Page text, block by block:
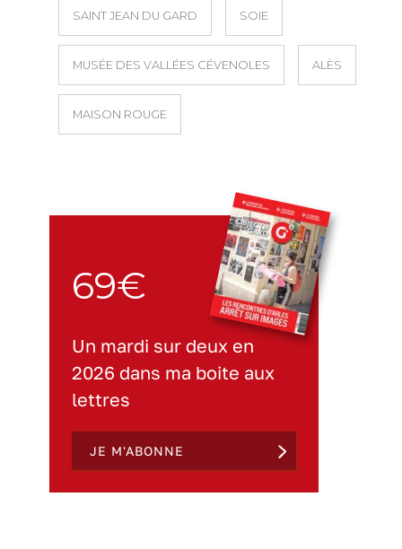
SAINT JEAN DU GARD SOIE
MUSÉE DES VALLÉES CÉVENOLES ALÈS
MAISON ROUGE
69€
Un mardi sur deux en
2026 dans ma boite aux
lettres
JE M'ABONNE